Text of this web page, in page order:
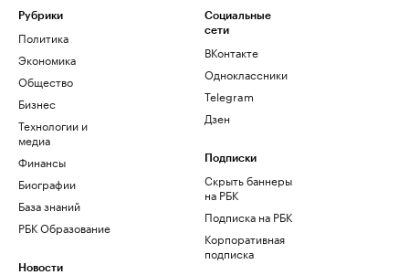
Рубрики
Политика
Экономика
Общество
Бизнес
Технологии и
медиа
Финансы
Биографии
База знаний
РБК Образование
Новости
Социальные
сети
ВКонтакте
Одноклассники
Telegram
Дзен
Подписки
Скрыть баннеры
на РБК
Подписка на РБК
Корпоративная
подписка